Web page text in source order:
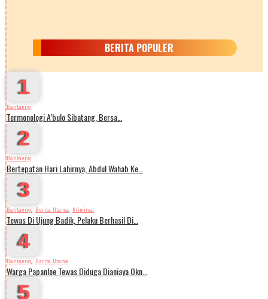
BERITA POPULER
1
Bantaeng
Termonologi A’bulo Sibatang, Bersa…
2
Bantaeng
Bertepatan Hari Lahirnya, Abdul Wahab Ke…
3
Bantaeng, Berita Utama, Kriminal
Tewas Di Ujung Badik, Pelaku Berhasil Di…
4
Bantaeng, Berita Utama
Warga Papanloe Tewas Diduga Dianiaya Okn…
5